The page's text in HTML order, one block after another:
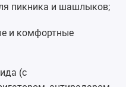
пикника и шашлыков;
и комфортные
(с